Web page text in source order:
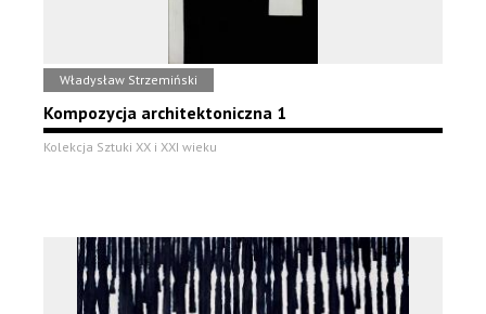
Władysław Strzemiński
Kompozycja architektoniczna 1
Kolekcja Sztuki XX i XXI wieku